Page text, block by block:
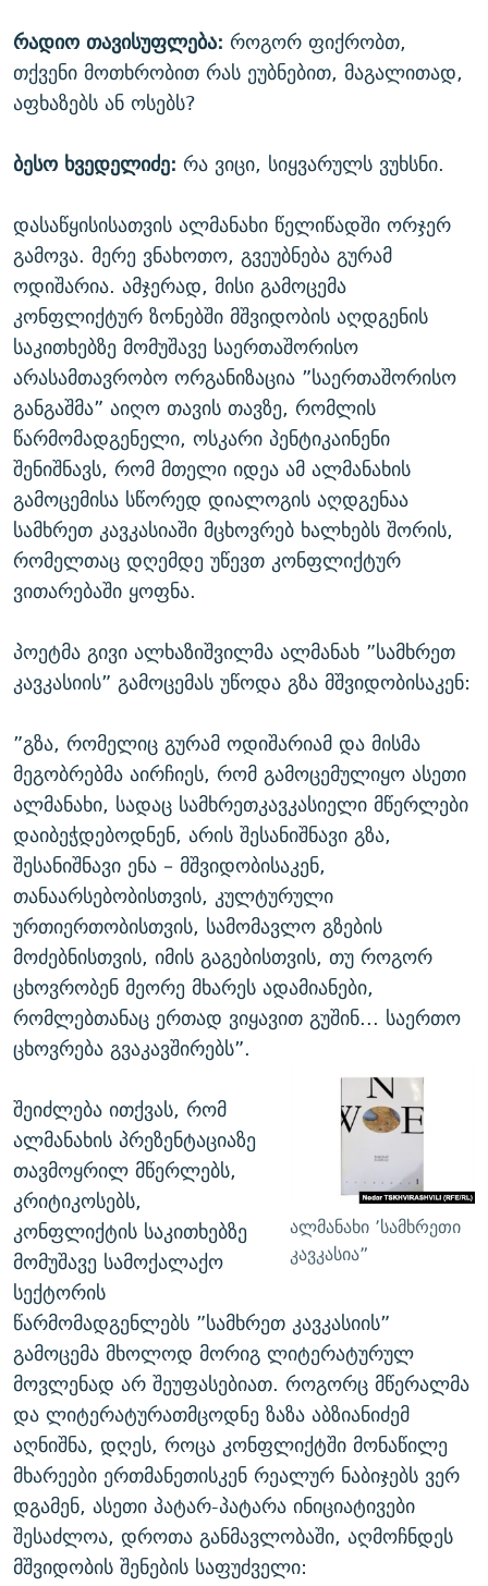
რადიო თავისუფლება: როგორ ფიქრობთ,
თქვენი მოთხრობით რას ეუბნებით, მაგალითად,
აფხაზებს ან ოსებს?
ბესო ხვედელიძე: რა ვიცი, სიყვარულს ვუხსნი.
დასაწყისისათვის ალმანახი წელიწადში ორჯერ
გამოვა. მერე ვნახოთო, გვეუბნება გურამ
ოდიშარია. ამჯერად, მისი გამოცემა
კონფლიქტურ ზონებში მშვიდობის აღდგენის
საკითხებზე მომუშავე საერთაშორისო
არასამთავრობო ორგანიზაცია ”საერთაშორისო
განგაშმა” აიღო თავის თავზე, რომლის
წარმომადგენელი, ოსკარი პენტიკაინენი
შენიშნავს, რომ მთელი იდეა ამ ალმანახის
გამოცემისა სწორედ დიალოგის აღდგენაა
სამხრეთ კავკასიაში მცხოვრებ ხალხებს შორის,
რომელთაც დღემდე უწევთ კონფლიქტურ
ვითარებაში ყოფნა.
პოეტმა გივი ალხაზიშვილმა ალმანახ ”სამხრეთ
კავკასიის” გამოცემას უწოდა გზა მშვიდობისაკენ:
”გზა, რომელიც გურამ ოდიშარიამ და მისმა
მეგობრებმა აირჩიეს, რომ გამოცემულიყო ასეთი
ალმანახი, სადაც სამხრეთკავკასიელი მწერლები
დაიბეჭდებოდნენ, არის შესანიშნავი გზა,
შესანიშნავი ენა – მშვიდობისაკენ,
თანაარსებობისთვის, კულტურული
ურთიერთობისთვის, სამომავლო გზების
მოძებნისთვის, იმის გაგებისთვის, თუ როგორ
ცხოვრობენ მეორე მხარეს ადამიანები,
რომლებთანაც ერთად ვიყავით გუშინ... საერთო
ცხოვრება გვაკავშირებს”.
ალმანახი ’სამხრეთი
კავკასია”
შეიძლება ითქვას, რომ
ალმანახის პრეზენტაციაზე
თავმოყრილ მწერლებს,
კრიტიკოსებს,
კონფლიქტის საკითხებზე
მომუშავე სამოქალაქო
სექტორის
წარმომადგენლებს ”სამხრეთ კავკასიის”
გამოცემა მხოლოდ მორიგ ლიტერატურულ
მოვლენად არ შეუფასებიათ. როგორც მწერალმა
და ლიტერატურათმცოდნე ზაზა აბზიანიძემ
აღნიშნა, დღეს, როცა კონფლიქტში მონაწილე
მხარეები ერთმანეთისკენ რეალურ ნაბიჯებს ვერ
დგამენ, ასეთი პატარ-პატარა ინიციატივები
შესაძლოა, დროთა განმავლობაში, აღმოჩნდეს
მშვიდობის შენების საფუძველი: